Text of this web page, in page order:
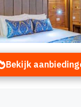
Bekijk